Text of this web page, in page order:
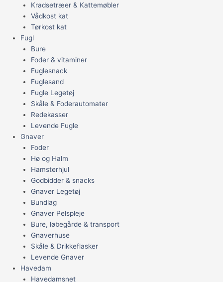
Kradsetræer & Kattemøbler
Vådkost kat
Tørkost kat
Fugl
Bure
Foder & vitaminer
Fuglesnack
Fuglesand
Fugle Legetøj
Skåle & Foderautomater
Redekasser
Levende Fugle
Gnaver
Foder
Hø og Halm
Hamsterhjul
Godbidder & snacks
Gnaver Legetøj
Bundlag
Gnaver Pelspleje
Bure, løbegårde & transport
Gnaverhuse
Skåle & Drikkeflasker
Levende Gnaver
Havedam
Havedamsnet